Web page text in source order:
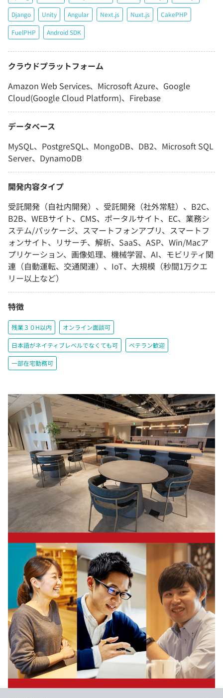
Django Unity Angular Next.js Nuxt.js CakePHP
FuelPHP Android SDK
クラウドプラットフォーム
Amazon Web Services、Microsoft Azure、Google
Cloud(Google Cloud Platform)、Firebase
データベース
MySQL、PostgreSQL、MongoDB、DB2、Microsoft SQL
Server、DynamoDB
開発内容タイプ
受託開発（自社内開発）、受託開発（社外常駐）、B2C、
B2B、WEBサイト、CMS、ポータルサイト、EC、業務シ
ステム/パッケージ、スマートフォンアプリ、スマートフ
ォンサイト、リサーチ、解析、SaaS、ASP、Win/Macア
プリケーション、画像処理、機械学習、AI、モビリティ関
連（自動運転、交通関連）、IoT、大規模（秒間1万クエ
リー以上など）
特徴
残業３０H以内 オンライン面談可
日本語がネイティブレベルでなくても可 ベテラン歓迎
一部在宅勤務可